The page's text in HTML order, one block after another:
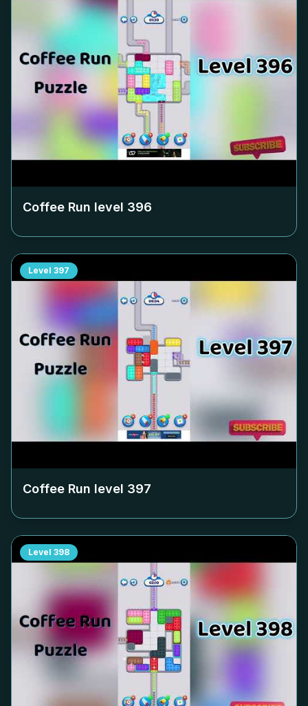
Coffee Run level 396
Level 397
Coffee Run level 397
Level 398